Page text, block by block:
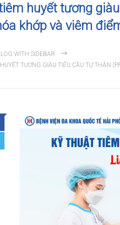
huyết tương
khớp và viêm
WITH SIDEBAR
TƯƠNG GIÀU TIỂU CẦU TỰ THÂN